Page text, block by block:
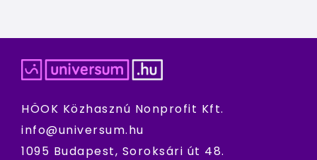
HÖOK Közhasznú Nonprofit Kft.
info@universum.hu
1095 Budapest, Soroksári út 48.